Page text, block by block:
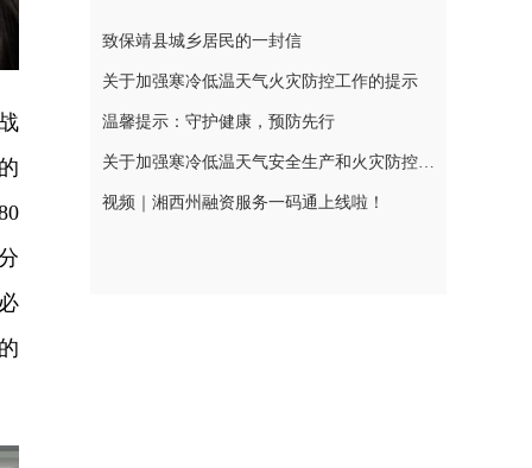
致保靖县城乡居民的一封信
关于加强寒冷低温天气火灾防控工作的提示
温馨提示：守护健康，预防先行
关于加强寒冷低温天气安全生产和火灾防控工作的提示
视频｜湘西州融资服务一码通上线啦！